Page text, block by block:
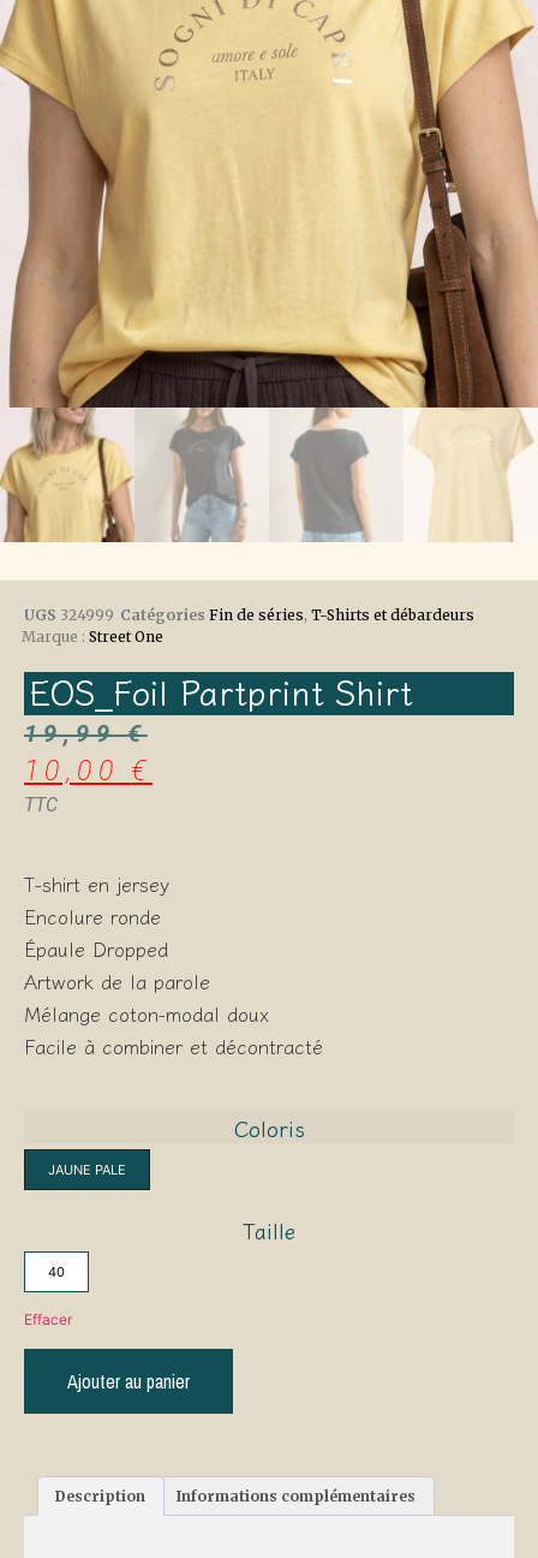
UGS 324999 Catégories Fin de séries, T-Shirts et débardeurs
Marque : Street One
EOS_Foil Partprint Shirt
19,99€
10,00€
TTC
T-shirt en jersey
Encolure ronde
Épaule Dropped
Artwork de la parole
Mélange coton-modal doux
Facile à combiner et décontracté
Coloris
JAUNE PALE
Taille
40
Effacer
Ajouter au panier
Description Informations complémentaires